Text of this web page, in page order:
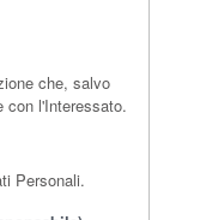
che, salvo
con l'Interessato.
Personali.